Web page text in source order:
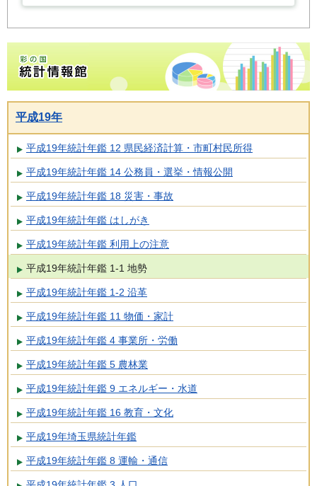
彩の国統計情報館トップページ
平成19年
平成19年統計年鑑 12 県民経済計算・市町村民所得
平成19年統計年鑑 14 公務員・選挙・情報公開
平成19年統計年鑑 18 災害・事故
平成19年統計年鑑 はしがき
平成19年統計年鑑 利用上の注意
平成19年統計年鑑 1-1 地勢
平成19年統計年鑑 1-2 沿革
平成19年統計年鑑 11 物価・家計
平成19年統計年鑑 4 事業所・労働
平成19年統計年鑑 5 農林業
平成19年統計年鑑 9 エネルギー・水道
平成19年統計年鑑 16 教育・文化
平成19年埼玉県統計年鑑
平成19年統計年鑑 8 運輸・通信